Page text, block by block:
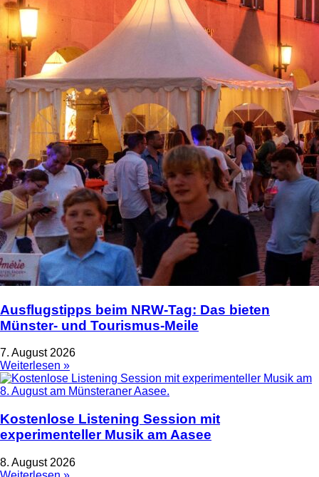
Ausflugstipps beim NRW-Tag: Das bieten
Münster- und Tourismus-Meile
7. August 2026
Weiterlesen »
Kostenlose Listening Session mit
experimenteller Musik am Aasee
8. August 2026